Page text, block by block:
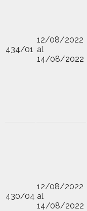
434/01
12/08/2022
al
14/08/2022
430/04
12/08/2022
al
14/08/2022